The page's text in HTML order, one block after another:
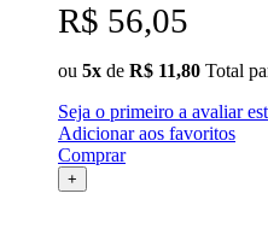
R$ 56,05
ou 5x de R$ 11,80 Total
Seja o primeiro a avaliar
Adicionar aos favoritos
Comprar
+